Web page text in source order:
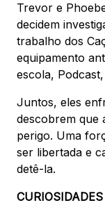
Trevor e
decidem
trabalho dos
equipamento
escola,
Juntos, eles
descobrem que
perigo. Uma
ser libertada e
detê-la.